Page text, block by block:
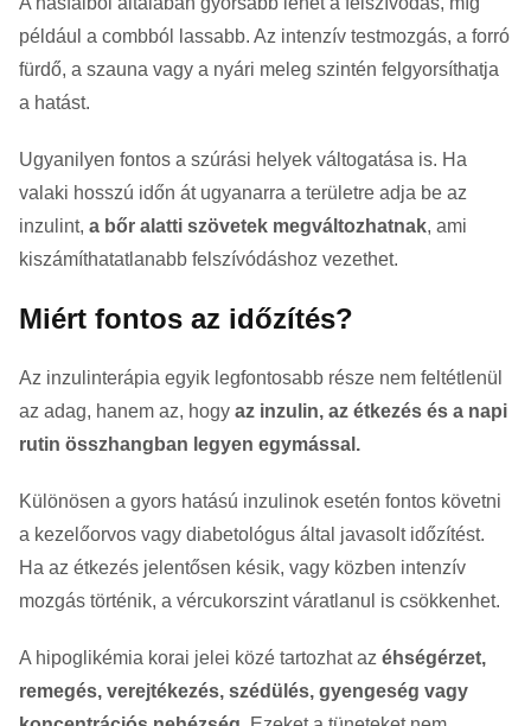
például a combból lassabb. Az intenzív testmozgás, a forró
fürdő, a szauna vagy a nyári meleg szintén felgyorsíthatja
a hatást.
Ugyanilyen fontos a szúrási helyek váltogatása is. Ha
valaki hosszú időn át ugyanarra a területre adja be az
inzulint, a bőr alatti szövetek megváltozhatnak, ami
kiszámíthatatlanabb felszívódáshoz vezethet.
Miért fontos az időzítés?
Az inzulinterápia egyik legfontosabb része nem feltétlenül
az adag, hanem az, hogy az inzulin, az étkezés és a napi
rutin összhangban legyen egymással.
Különösen a gyors hatású inzulinok esetén fontos követni
a kezelőorvos vagy diabetológus által javasolt időzítést.
Ha az étkezés jelentősen késik, vagy közben intenzív
mozgás történik, a vércukorszint váratlanul is csökkenhet.
A hipoglikémia korai jelei közé tartozhat az éhségérzet,
remegés, verejtékezés, szédülés, gyengeség vagy